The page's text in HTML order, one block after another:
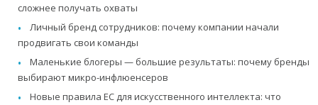
сложнее получать охваты
Личный бренд сотрудников: почему компании начали
продвигать свои команды
Маленькие блогеры — большие результаты: почему бренды
выбирают микро-инфлюенсеров
Новые правила ЕС для искусственного интеллекта: что